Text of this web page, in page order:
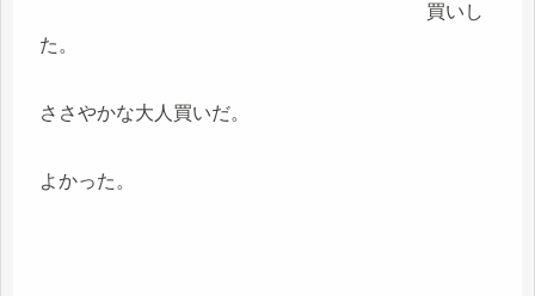
買いし
た。
ささやかな大人買いだ。
よかった。